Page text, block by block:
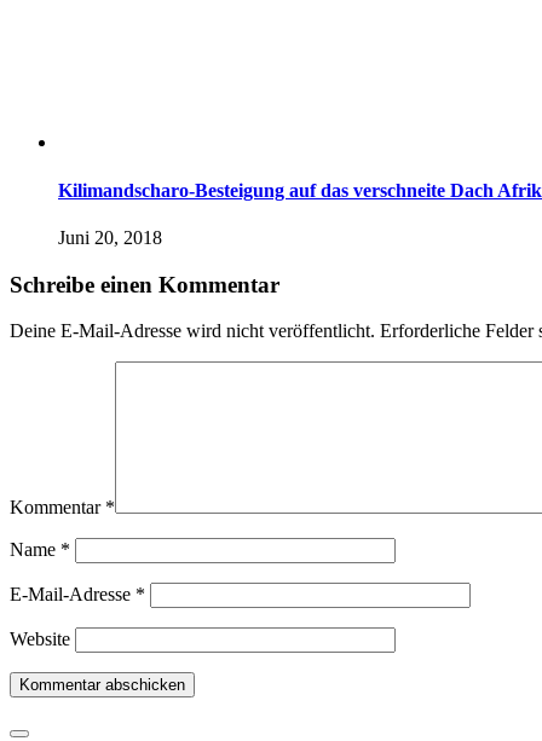
Kilimandscharo-Besteigung auf das verschneite Dach
Juni 20, 2018
Schreibe einen Kommentar
Deine E-Mail-Adresse wird nicht veröffentlicht. Erforderliche Felder
Kommentar *
Name *
E-Mail-Adresse *
Website